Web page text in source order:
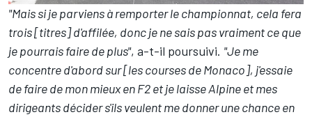
"Mais si je parviens à remporter le championnat, cela fera
trois [titres] d'affilée, donc je ne sais pas vraiment ce que
je pourrais faire de plus", a-t-il poursuivi. "Je me
concentre d'abord sur [les courses de Monaco], j'essaie
de faire de mon mieux en F2 et je laisse Alpine et mes
dirigeants décider s'ils veulent me donner une chance en